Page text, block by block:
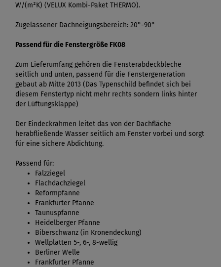
W/(m²K) (VELUX Kombi-Paket THERMO).
Zugelassener Dachneigungsbereich: 20°-90°
Passend für die Fenstergröße FK08
Zum Lieferumfang gehören die Fensterabdeckbleche
seitlich und unten, passend für die Fenstergeneration
gebaut ab Mitte 2013 (Das Typenschild befindet sich bei
diesem Fenstertyp nicht mehr rechts sondern links hinter
der Lüftungsklappe)
Der Eindeckrahmen leitet das von der Dachfläche
herabfließende Wasser seitlich am Fenster vorbei und sorgt
für eine sichere Abdichtung.
Passend für:
Falzziegel
Flachdachziegel
Reformpfanne
Frankfurter Pfanne
Taunuspfanne
Heidelberger Pfanne
Biberschwanz (in Kronendeckung)
Wellplatten 5-, 6-, 8-wellig
Berliner Welle
Frankfurter Pfanne